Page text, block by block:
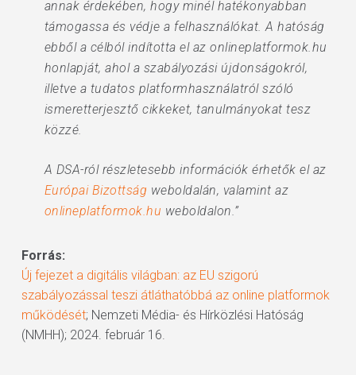
annak érdekében, hogy minél hatékonyabban
támogassa és védje a felhasználókat. A hatóság
ebből a célból indította el az onlineplatformok.hu
honlapját, ahol a szabályozási újdonságokról,
illetve a tudatos platformhasználatról szóló
ismeretterjesztő cikkeket, tanulmányokat tesz
közzé.
A DSA-ról részletesebb információk érhetők el az
Európai Bizottság weboldalán, valamint az
onlineplatformok.hu weboldalon.”
Forrás:
Új fejezet a digitális világban: az EU szigorú
szabályozással teszi átláthatóbbá az online platformok
működését; Nemzeti Média- és Hírközlési Hatóság
(NMHH); 2024. február 16.